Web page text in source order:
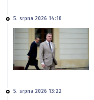
5. srpna 2026 14:10
5. srpna 2026 13:22